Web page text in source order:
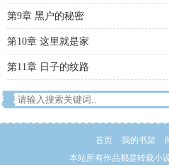
第9章 黑户的秘密
第10章 这里就是家
第11章 日子的纹路
首页 我的书架
本站所有作品都是转载小